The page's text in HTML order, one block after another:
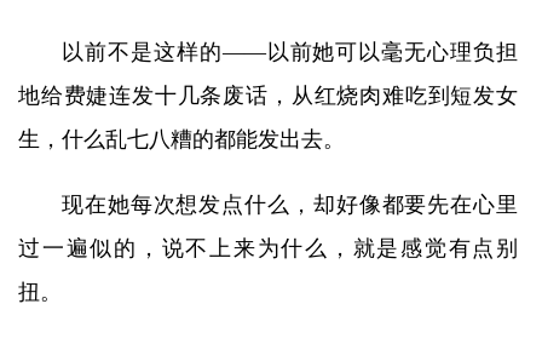
以前不是这样的——以前她可以毫无心理负担
地给费婕连发十几条废话，从红烧肉难吃到短发女
生，什么乱七八糟的都能发出去。
现在她每次想发点什么，却好像都要先在心里
过一遍似的，说不上来为什么，就是感觉有点别
扭。